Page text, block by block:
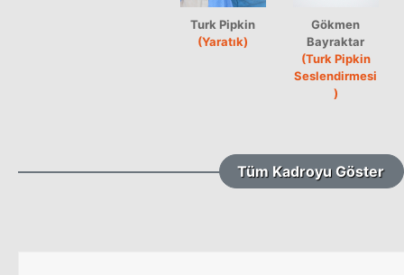
Turk Pipkin
(Yaratık)
Gökmen
Bayraktar
(Turk Pipkin
Seslendirmesi
)
Tüm Kadroyu Göster